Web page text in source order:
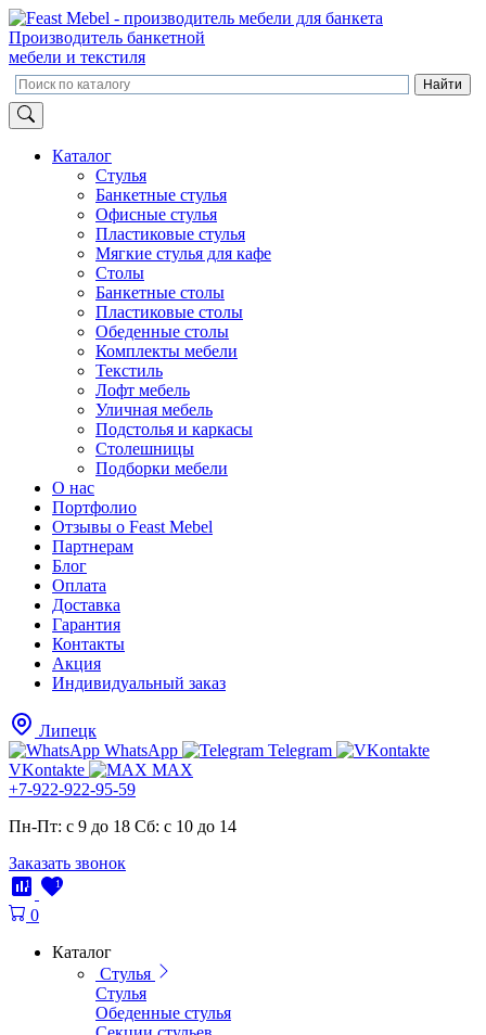
Производитель банкетной
мебели и текстиля
Каталог
Стулья
Банкетные стулья
Офисные стулья
Пластиковые стулья
Мягкие стулья для кафе
Столы
Банкетные столы
Пластиковые столы
Обеденные столы
Комплекты мебели
Текстиль
Лофт мебель
Уличная мебель
Подстолья и каркасы
Столешницы
Подборки мебели
О нас
Портфолио
Отзывы о Feast Mebel
Партнерам
Блог
Оплата
Доставка
Гарантия
Контакты
Акция
Индивидуальный заказ
Липецк
WhatsApp
Telegram
VKontakte
MAX
+7-922-922-95-59
Пн-Пт: с 9 до 18 Cб: с 10 до 14
Заказать звонок
1 1
0
Каталог
Стулья
Стулья
Обеденные стулья